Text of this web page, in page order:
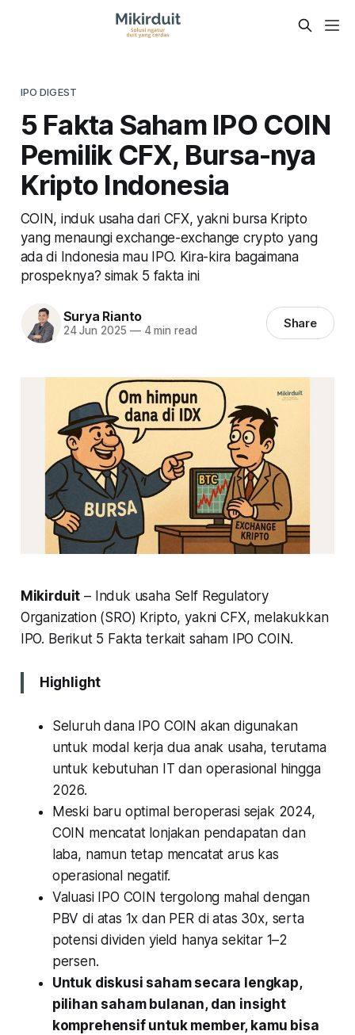
IPO DIGEST
5 Fakta Saham IPO COIN
Pemilik CFX, Bursa-nya
Kripto Indonesia
COIN, induk usaha dari CFX, yakni bursa Kripto
yang menaungi exchange-exchange crypto yang
ada di Indonesia mau IPO. Kira-kira bagaimana
prospeknya? simak 5 fakta ini
Surya Rianto
24 Jun 2025 —4 min read Share
Mikirduit – Induk usaha Self Regulatory
Organization (SRO) Kripto, yakni CFX, melakukkan
IPO. Berikut 5 Fakta terkait saham IPO COIN.
Highlight
Seluruh dana IPO COIN akan digunakan
untuk modal kerja dua anak usaha, terutama
untuk kebutuhan IT dan operasional hingga
2026.
Meski baru optimal beroperasi sejak 2024,
COIN mencatat lonjakan pendapatan dan
laba, namun tetap mencatat arus kas
operasional negatif.
Valuasi IPO COIN tergolong mahal dengan
PBV di atas 1x dan PER di atas 30x, serta
potensi dividen yield hanya sekitar 1–2
persen.
Untuk diskusi saham secara lengkap,
pilihan saham bulanan, dan insight
komprehensif untuk member, kamu bisa